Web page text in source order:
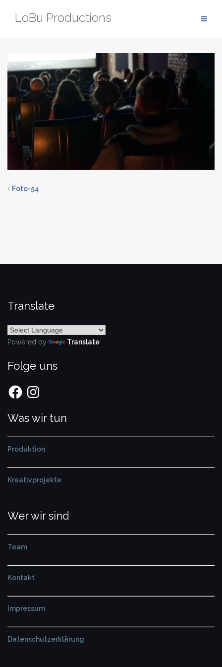
LoBu Productions
Foto-54
Translate
Powered by Translate
Folge uns
FacebookInstagram
Was wir tun
Produktion
Kreativprojekte
Wer wir sind
Team
Kontakt
Impressum
Datenschutzerklärung